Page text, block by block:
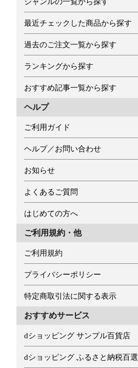
最近チェックした商品から探す
過去のご注文一覧から探す
ランキングから探す
おすすめ記事一覧から探す
ヘルプ
ご利用ガイド
ヘルプ／お問い合わせ
お知らせ
よくあるご質問
はじめての方へ
ご利用規約・他
ご利用規約
プライバシーポリシー
特定商取引法に関する表示
おすすめサービス
dショッピング サンプル百貨店
dショッピング ふるさと納税百選